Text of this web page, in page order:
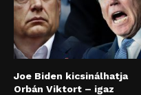
Joe Biden kicsinálhatja
Orbán Viktort – igaz